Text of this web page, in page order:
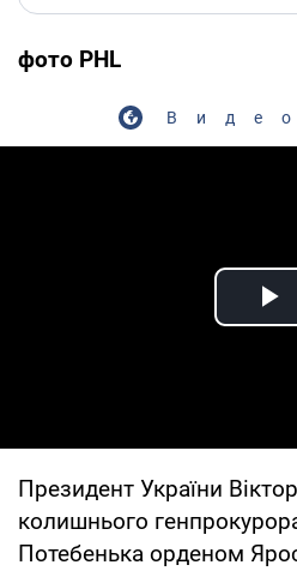
фото PHL
Президент України
колишнього
Потебенька орденом